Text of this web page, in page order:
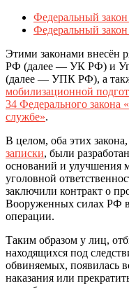
Федеральный
Федеральный
Этими законами внесён
РФ (далее — УК РФ) и
(далее — УПК РФ), а
мобилизационной
34 Федерального закона
службе».
В целом, оба этих закона,
записки, были
оснований и улучшения
уголовной
заключили контракт о
Вооруженных силах РФ
операции.
Таким образом у лиц,
находящихся под
обвиняемых, появилась
наказания или